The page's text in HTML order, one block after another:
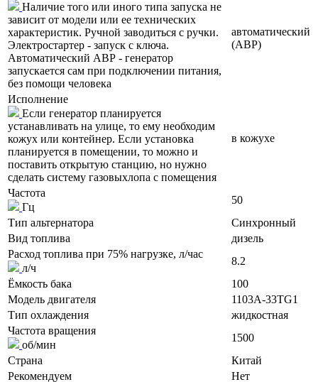
Наличие того или иного типа запуска не
зависит от модели или ее технических
характеристик. Ручной заводиться с ручки.
Электростартер - запуск с ключа.
Автоматический АВР - генератор
запускается сам при подключении питания,
без помощи человека
автоматический
(АВР)
Исполнение
Если генератор планируется
устанавливать на улице, то ему необходим
кожух или контейнер. Если установка
планируется в помещении, то можно и
поставить открытую станцию, но нужно
сделать систему газовыхлопа с помещения
в кожухе
Частота
Гц
50
Тип альтернатора
Синхронный
Вид топлива
дизель
Расход топлива при 75% нагрузке, л/час
л/ч
8.2
Ёмкость бака
100
Модель двигателя
1103A-33TG1
Тип охлаждения
жидкостная
Частота вращения
об/мин
1500
Страна
Китай
Рекомендуем
Нет